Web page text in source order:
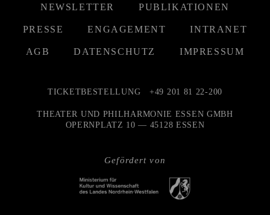
NEWSLETTER PUBLIKATIONEN
PRESSE ENGAGEMENT INTRANET
AGB DATENSCHUTZ IMPRESSUM
Gefördert von
TICKETBESTELLUNG +49 201 81 22-200
THEATER UND PHILHARMONIE ESSEN GMBH
OPERNPLATZ 10 — 45128 ESSEN